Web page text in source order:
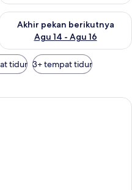
ini Agu 7 - Agu 9
Akhir pekan berikutnya
Agu 14 - Agu 16
Periksa ketersediaan untuk
tidur 3+ tempat tidur
Kamar Double atau Twin | Brankas,